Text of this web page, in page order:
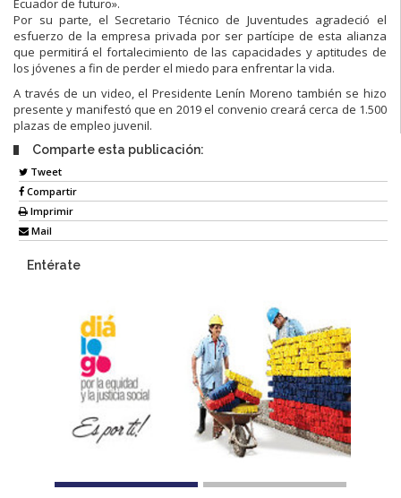
Ecuador de futuro».
Por su parte, el Secretario Técnico de Juventudes agradeció el
esfuerzo de la empresa privada por ser partícipe de esta alianza
que permitirá el fortalecimiento de las capacidades y aptitudes de
los jóvenes a fin de perder el miedo para enfrentar la vida.
A través de un video, el Presidente Lenín Moreno también se hizo
presente y manifestó que en 2019 el convenio creará cerca de 1.500
plazas de empleo juvenil.
Comparte esta publicación:
Tweet
Compartir
Imprimir
Mail
Entérate